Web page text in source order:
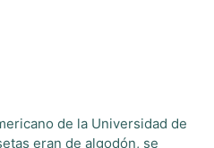
de la Universidad de
eran de algodón, se